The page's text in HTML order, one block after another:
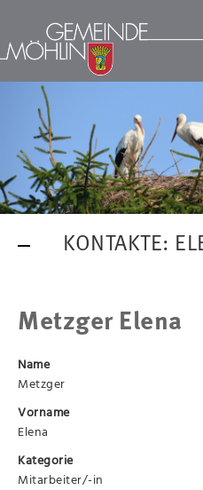
KONTAKTE:
Metzger Elena
Name
Metzger
Vorname
Elena
Kategorie
Mitarbeiter/-in